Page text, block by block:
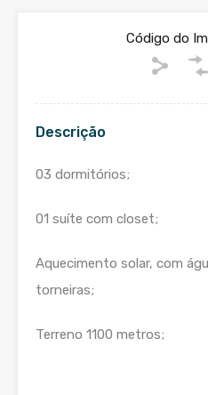
Código do
Descrição
03 dormitórios;
01 suíte com closet;
Aquecimento solar, com
torneiras;
Terreno 1100 metros;